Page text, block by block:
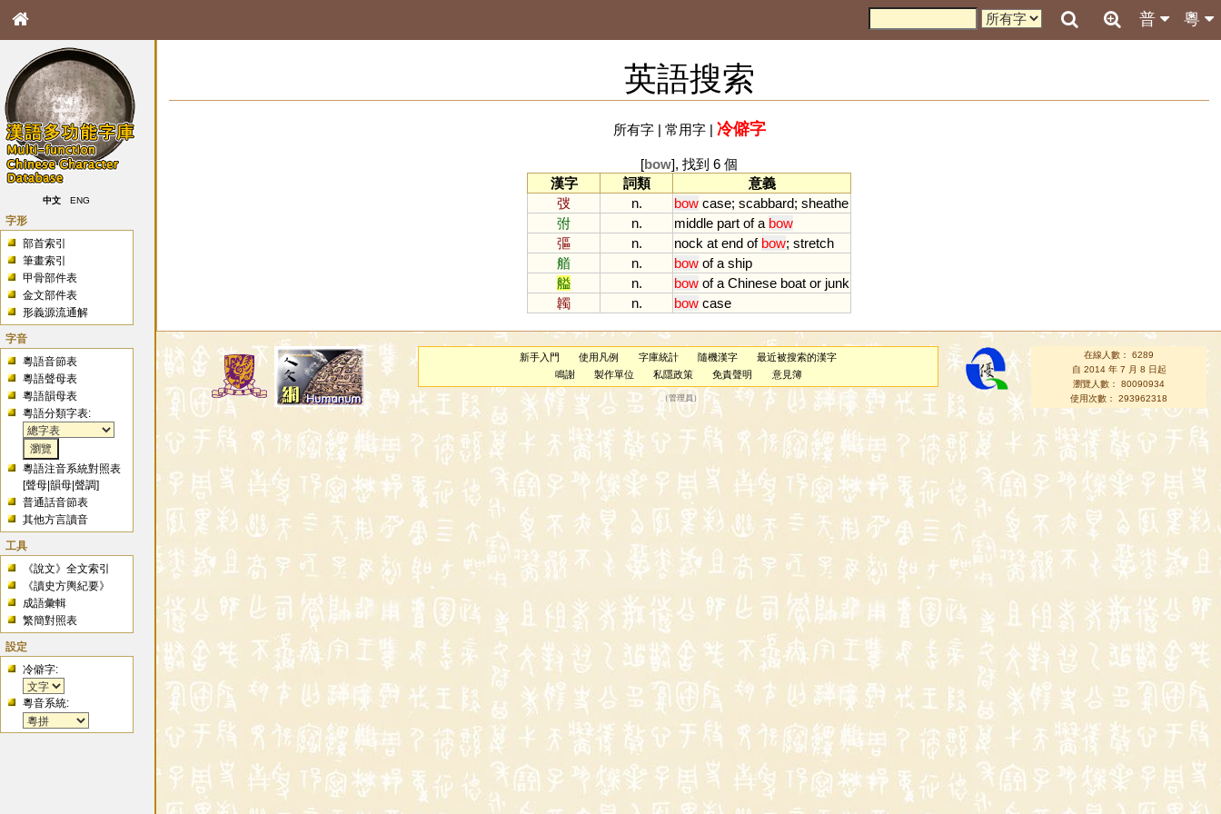
粵
普
中文 ENG
字形
部首索引
筆畫索引
甲骨部件表
金文部件表
形義源流通解
字音
粵語音節表
粵語聲母表
粵語韻母表
粵語分類字表:
粵語注音系統對照表
[聲母 |韻母 |聲調]
普通話音節表
其他方言讀音
工具
《說文》全文索引
《讀史方輿紀要》
成語彙輯
繁簡對照表
設定
冷僻字:
粵音系統:
英語搜索
所有字| 常用字| 冷僻字
[bow], 找到 6 個
漢字
詞類
意義
弢
n. bow case; scabbard; sheathe
弣
n. middle part of a bow
彄
n. nock at end of bow; stretch
艏
n. bow of a ship
艗
n. bow of a Chinese boat or junk
韣
n. bow case
新手入門 使用凡例 字庫統計 隨機漢字
最近被搜索的漢字
鳴謝
製作單位 私隱政策 免責聲明 意見簿
（管理員 ）
在線人數： 6289
自 2014 年 7 月 8 日起
瀏覽人數： 80090934
使用次數： 293962318